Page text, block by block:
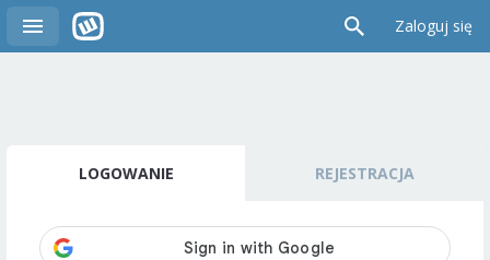
Zaloguj się
LOGOWANIE REJESTRACJA